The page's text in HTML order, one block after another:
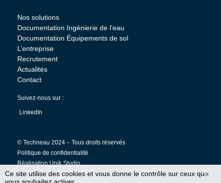
Nos solutions
Documentation Ingénierie de l’eau
Documentation Équipements de sol
L’entreprise
Recrutement
Actualités
Contact
Suivez-nous sur :
LinkedIn
© Techneau 2024 – Tous droits réservés
Politique de confidentialité
RéalisationUnik Studio
X
Ce site utilise des cookies et vous donne le contrôle sur ceux que